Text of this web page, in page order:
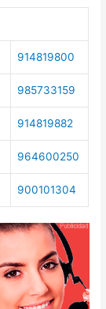
914819800
985733159
914819882
964600250
900101304